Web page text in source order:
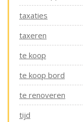
taxaties
taxeren
te koop
te koop bord
te renoveren
tijd